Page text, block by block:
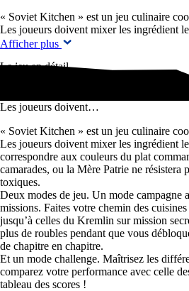
« Soviet Kitchen » est un jeu culinaire
Les joueurs doivent mixer les ingrédient
Afficher plus
Le jeu en détail
« Soviet Kitchen » est un jeu culinaire
Les joueurs doivent…
« Soviet Kitchen » est un jeu culinaire
Les joueurs doivent mixer les ingrédient
correspondre aux couleurs du plat
camarades, ou la Mère Patrie ne résistera
toxiques.
Deux modes de jeu. Un mode campagne
missions. Faites votre chemin des
jusqu’à celles du Kremlin sur mission
plus de roubles pendant que vous
de chapitre en chapitre.
Et un mode challenge. Maîtrisez les
comparez votre performance avec celle
tableau des scores !